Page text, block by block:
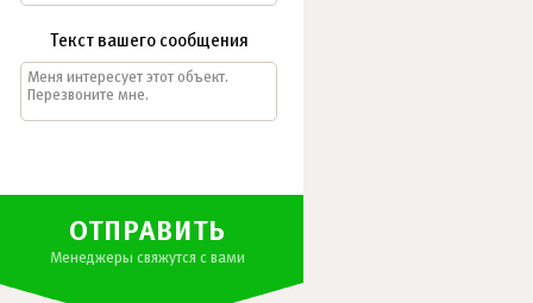
Текст вашего сообщения
ОТПРАВИТЬ
Менеджеры свяжутся с вами